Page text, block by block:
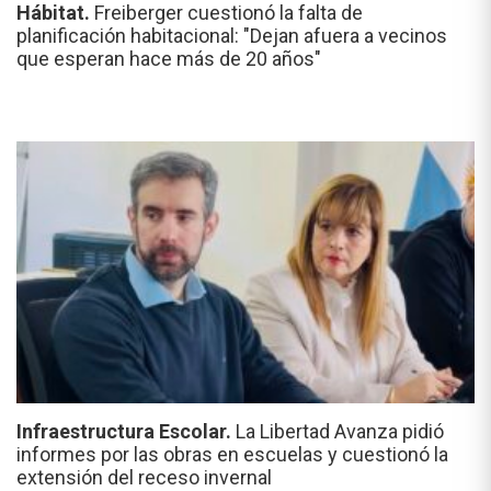
Hábitat. Freiberger cuestionó la falta de
planificación habitacional: "Dejan afuera a vecinos
que esperan hace más de 20 años"
Infraestructura Escolar. La Libertad Avanza pidió
informes por las obras en escuelas y cuestionó la
extensión del receso invernal